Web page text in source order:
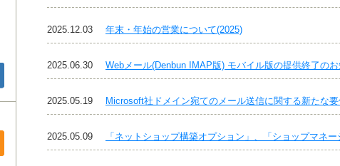
2025.12.03 年末・年始の営業について(2025)
2025.06.30 Webメール(Denbun IMAP版) モバイル版の提供終了の
2025.05.19 Microsoft社ドメイン宛てのメール送信に関する新たな
2025.05.09 「ネットショップ構築オプション」、「ショップマネ